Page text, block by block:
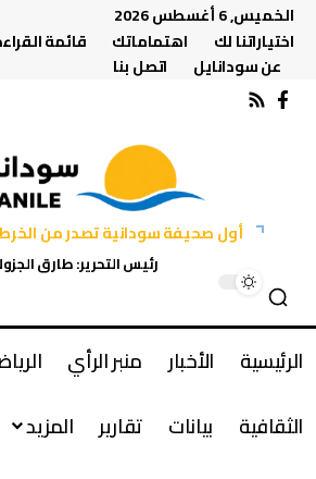
الخميس, 6 أغسطس 2026
اختياراتنا لك
اهتماماتك قائمة
عن سودانايل
اتصل بنا
أول صحيفة سودانية تصدر من
رئيس التحرير: طارق
الرئيسية الأخبار منبر الرأي
الثقافية
بيانات تقارير المزيد